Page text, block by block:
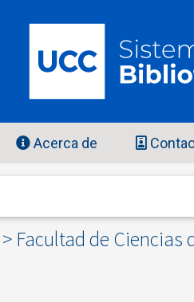
Acerca de
Facultad de Ciencias